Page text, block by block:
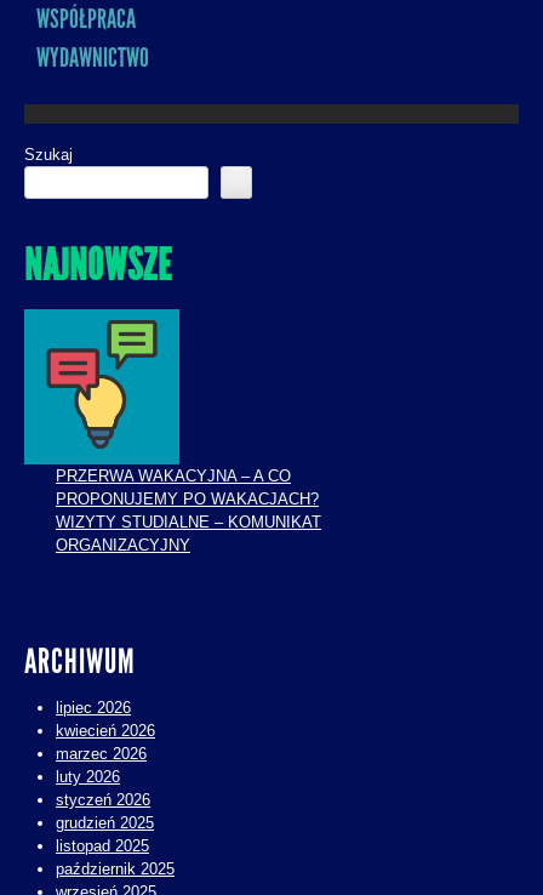
WSPÓŁPRACA
WYDAWNICTWO
Szukaj
NAJNOWSZE
PRZERWA WAKACYJNA – A CO
PROPONUJEMY PO WAKACJACH?
WIZYTY STUDIALNE – KOMUNIKAT
ORGANIZACYJNY
ARCHIWUM
lipiec 2026
kwiecień 2026
marzec 2026
luty 2026
styczeń 2026
grudzień 2025
listopad 2025
październik 2025